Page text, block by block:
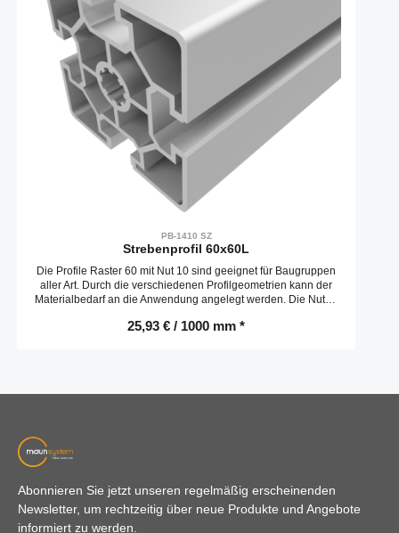
PB-1410 SZ
Strebenprofil 60x60L
Die Profile Raster 60 mit Nut 10 sind geeignet für Baugruppen
aller Art. Durch die verschiedenen Profilgeometrien kann der
Materialbedarf an die Anwendung angelegt werden. Die Nuten
25,93 € / 1000 mm *
Abonnieren Sie jetzt unseren regelmäßig erscheinenden
Newsletter, um rechtzeitig über neue Produkte und Angebote
informiert zu werden.